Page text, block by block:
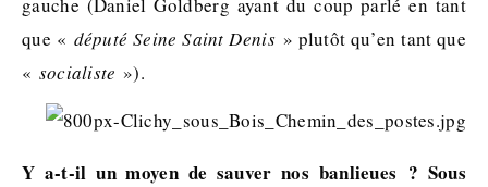
que « député Seine Saint Denis» plutôt qu’en tant que
« socialiste »).
Y a-t-il un moyen de sauver nos banlieues ? Sous